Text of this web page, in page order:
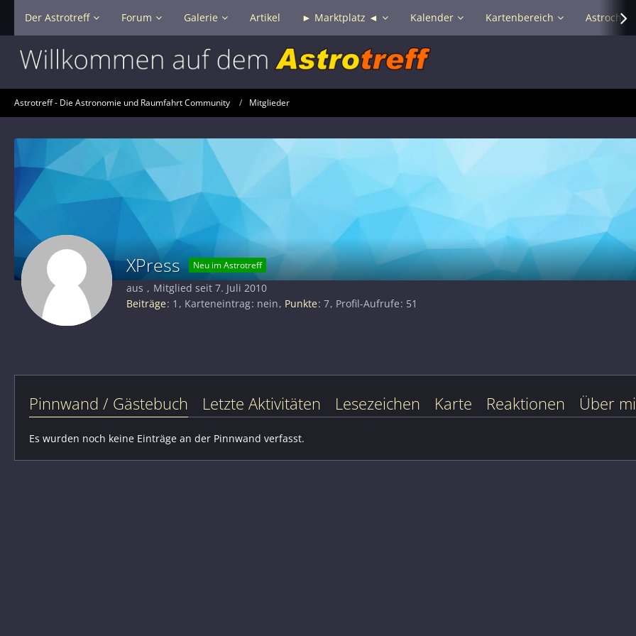
Der Astrotreff Forum Galerie Artikel ► Marktplatz ◄ Kalender Kartenbereich Astrochat
Astrotreff - Die Astronomie und Raumfahrt Community Mitglieder
XPress Neu im Astrotreff
aus
Mitglied seit 7. Juli 2010
Beiträge 1 Karteneintrag nein Punkte 7 Profil-Aufrufe 51
Pinnwand / Gästebuch Letzte Aktivitäten Lesezeichen Karte Reaktionen Über
Es wurden noch keine Einträge an der Pinnwand verfasst.